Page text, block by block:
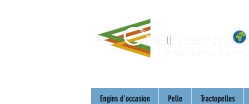
Engins d'occasion Pelle Tractopelles